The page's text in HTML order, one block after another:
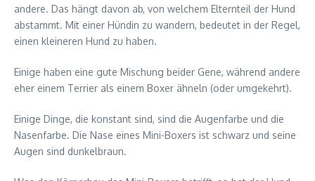
andere. Das hängt davon ab, von welchem Elternteil der Hund
abstammt. Mit einer Hündin zu wandern, bedeutet in der Regel,
einen kleineren Hund zu haben.
Einige haben eine gute Mischung beider Gene, während andere
eher einem Terrier als einem Boxer ähneln (oder umgekehrt).
Einige Dinge, die konstant sind, sind die Augenfarbe und die
Nasenfarbe. Die Nase eines Mini-Boxers ist schwarz und seine
Augen sind dunkelbraun.